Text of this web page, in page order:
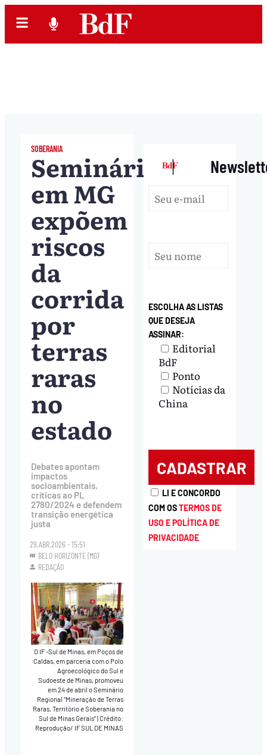
SOBERANIA
Seminários
em MG
expõem
riscos
da
corrida
por
terras
raras
no
estado
Debates apontam
impactos
socioambientais,
críticas ao PL
2780/2024 e defendem
transição energética
justa
29.ABR.2026 - 15:51
BELO HORIZONTE (MG)
REDAÇÃO
O IF -Sul de Minas, em Poços de
Caldas, em parceria com o Polo
Agroecológico do Sul e
Sudoeste de Minas, promoveu
em 24 de abril o Seminário
Regional “Mineração de Terras
Raras, Território e Soberania no
Sul de Minas Gerais”|Crédito:
Reprodução/ IF SUL DE MINAS
|
ESCOLHA AS LISTAS
QUE DESEJA
ASSINAR:
Editorial
BdF
Ponto
Notícias da
China
LI E CONCORDO
COM OSTERMOS DE
USO E POLÍTICA DE
PRIVACIDADE